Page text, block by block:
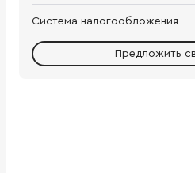
Система налогообложения
Предложить